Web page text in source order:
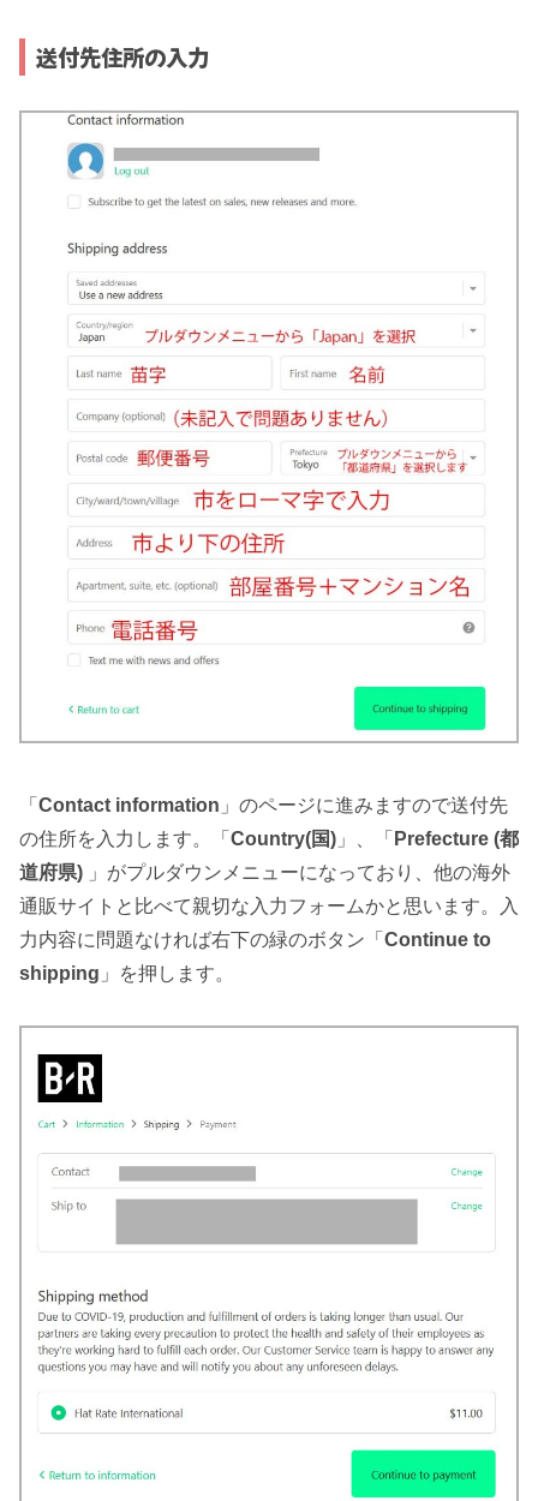
送付先住所の入力
「 Contact information 」のページに進みますので送付先
の住所を入力します。「 Country(国) 」、「 Prefecture (都
道府県) 」がプルダウンメニューになっており、他の海外
通販サイトと比べて親切な入力フォームかと思います。入
力内容に問題なければ右下の緑のボタン「 Continue to
shipping 」を押します。